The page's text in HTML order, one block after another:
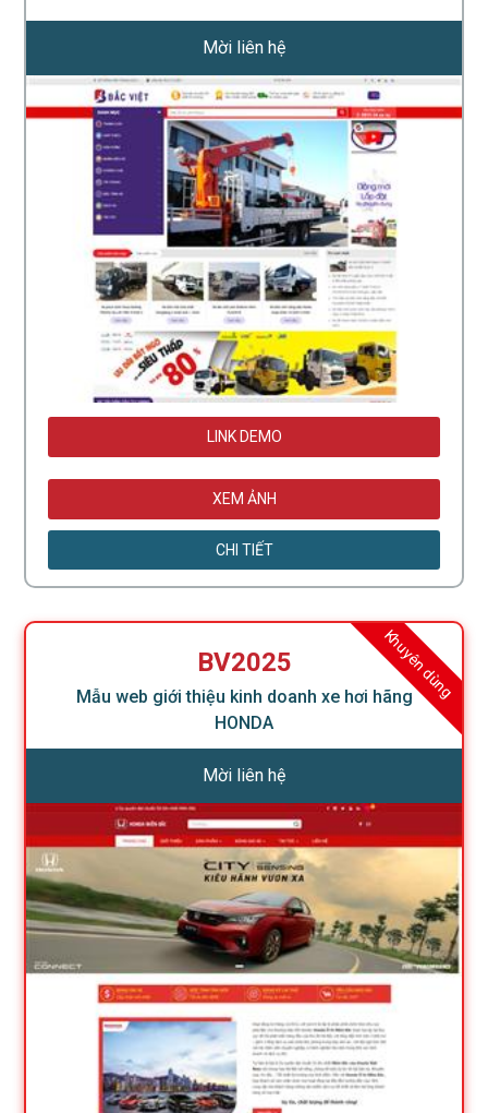
Mời liên hệ
LINK DEMO
XEM ẢNH
CHI TIẾT
Khuyên dùng
BV2025
Mẫu web giới thiệu kinh doanh xe hơi hãng
HONDA
Mời liên hệ